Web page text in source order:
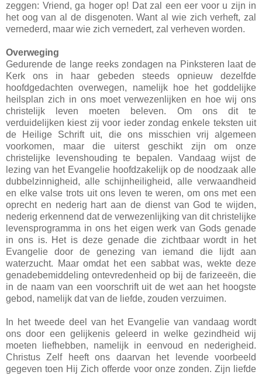
zeggen: Vriend, ga hoger op! Dat zal een eer voor u zijn in
het oog van al de disgenoten. Want al wie zich verheft, zal
vernederd, maar wie zich vernedert, zal verheven worden.
Overweging
Gedurende de lange reeks zondagen na Pinksteren laat de
Kerk ons in haar gebeden steeds opnieuw dezelfde
hoofdgedachten overwegen, namelijk hoe het goddelijke
heilsplan zich in ons moet verwezenlijken en hoe wij ons
christelijk leven moeten beleven. Om ons dit te
verduidelijken kiest zij voor ieder zondag enkele teksten uit
de Heilige Schrift uit, die ons misschien vrij algemeen
voorkomen, maar die uiterst geschikt zijn om onze
christelijke levenshouding te bepalen. Vandaag wijst de
lezing van het Evangelie hoofdzakelijk op de noodzaak alle
dubbelzinnigheid, alle schijnheiligheid, alle verwaandheid
en elke valse trots uit ons leven te weren, om ons met een
oprecht en nederig hart aan de dienst van God te wijden,
nederig erkennend dat de verwezenlijking van dit christelijke
levensprogramma in ons het eigen werk van Gods genade
in ons is. Het is deze genade die zichtbaar wordt in het
Evangelie door de genezing van iemand die lijdt aan
waterzucht. Maar omdat het een sabbat was, wekte deze
genadebemiddeling ontevredenheid op bij de farizeeën, die
in de naam van een voorschrift uit de wet aan het hoogste
gebod, namelijk dat van de liefde, zouden verzuimen.
In het tweede deel van het Evangelie van vandaag wordt
ons door een gelijkenis geleerd in welke gezindheid wij
moeten liefhebben, namelijk in eenvoud en nederigheid.
Christus Zelf heeft ons daarvan het levende voorbeeld
gegeven toen Hij Zich offerde voor onze zonden. Zijn liefde